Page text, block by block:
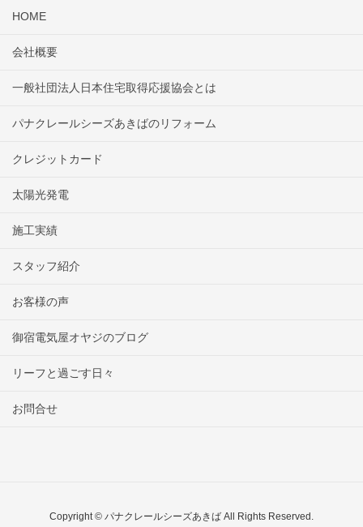
HOME
会社概要
一般社団法人日本住宅取得応援協会とは
パナクレールシーズあきばのリフォーム
クレジットカード
太陽光発電
施工実績
スタッフ紹介
お客様の声
御宿電気屋オヤジのブログ
リーフと過ごす日々
お問合せ
Copyright © パナクレールシーズあきば All Rights Reserved.